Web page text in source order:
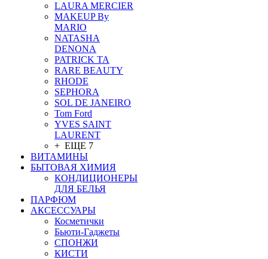
LAURA MERCIER
MAKEUP By
MARIO
NATASHA
DENONA
PATRICK TA
RARE BEAUTY
RHODE
SEPHORA
SOL DE JANEIRO
Tom Ford
YVES SAINT
LAURENT
+ ЕЩЕ 7
ВИТАМИНЫ
БЫТОВАЯ ХИМИЯ
КОНДИЦИОНЕРЫ
ДЛЯ БЕЛЬЯ
ПАРФЮМ
АКСЕССУАРЫ
Косметички
Бьюти-Гаджеты
СПОНЖИ
КИСТИ